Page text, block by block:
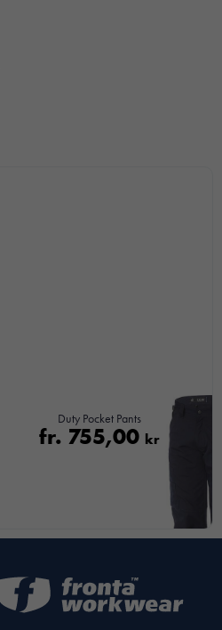
Duty Pocket Pants
fr. 755,00 kr